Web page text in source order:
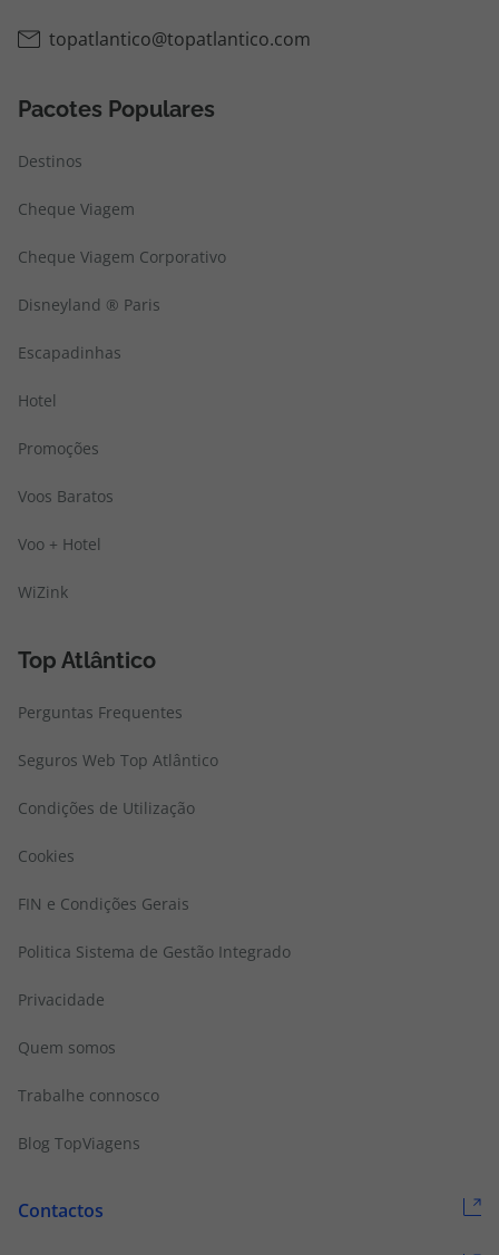
topatlantico@topatlantico.com
Pacotes Populares
Destinos
Cheque Viagem
Cheque Viagem Corporativo
Disneyland ® Paris
Escapadinhas
Hotel
Promoções
Voos Baratos
Voo + Hotel
WiZink
Top Atlântico
Perguntas Frequentes
Seguros Web Top Atlântico
Condições de Utilização
Cookies
FIN e Condições Gerais
Politica Sistema de Gestão Integrado
Privacidade
Quem somos
Trabalhe connosco
Blog TopViagens
Contactos